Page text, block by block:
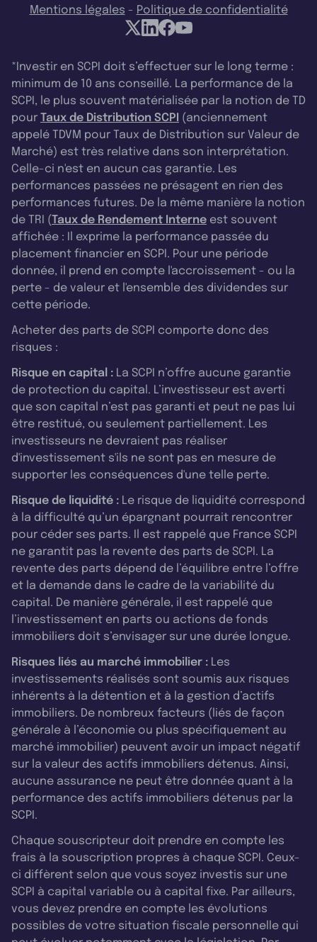
Mentions légales - Politique de confidentialité
*Investir en SCPI doit s’effectuer sur le long terme :
minimum de 10 ans conseillé. La performance de la
SCPI, le plus souvent matérialisée par la notion de TD
pour Taux de Distribution SCPI (anciennement
appelé TDVM pour Taux de Distribution sur Valeur de
Marché) est très relative dans son interprétation.
Celle-ci n'est en aucun cas garantie. Les
performances passées ne présagent en rien des
performances futures. De la même manière la notion
de TRI (Taux de Rendement Interne est souvent
affichée : Il exprime la performance passée du
placement financier en SCPI. Pour une période
donnée, il prend en compte l'accroissement - ou la
perte - de valeur et l'ensemble des dividendes sur
cette période.
Acheter des parts de SCPI comporte donc des
risques :
Risque en capital : La SCPI n’offre aucune garantie
de protection du capital. L’investisseur est averti
que son capital n’est pas garanti et peut ne pas lui
être restitué, ou seulement partiellement. Les
investisseurs ne devraient pas réaliser
d'investissement s'ils ne sont pas en mesure de
supporter les conséquences d'une telle perte.
Risque de liquidité : Le risque de liquidité correspond
à la difficulté qu’un épargnant pourrait rencontrer
pour céder ses parts. Il est rappelé que France SCPI
ne garantit pas la revente des parts de SCPI. La
revente des parts dépend de l’équilibre entre l’offre
et la demande dans le cadre de la variabilité du
capital. De manière générale, il est rappelé que
l’investissement en parts ou actions de fonds
immobiliers doit s’envisager sur une durée longue.
Risques liés au marché immobilier : Les
investissements réalisés sont soumis aux risques
inhérents à la détention et à la gestion d’actifs
immobiliers. De nombreux facteurs (liés de façon
générale à l’économie ou plus spécifiquement au
marché immobilier) peuvent avoir un impact négatif
sur la valeur des actifs immobiliers détenus. Ainsi,
aucune assurance ne peut être donnée quant à la
performance des actifs immobiliers détenus par la
SCPI.
Chaque souscripteur doit prendre en compte les
frais à la souscription propres à chaque SCPI. Ceux-
ci diffèrent selon que vous soyez investis sur une
SCPI à capital variable ou à capital fixe. Par ailleurs,
vous devez prendre en compte les évolutions
possibles de votre situation fiscale personnelle qui